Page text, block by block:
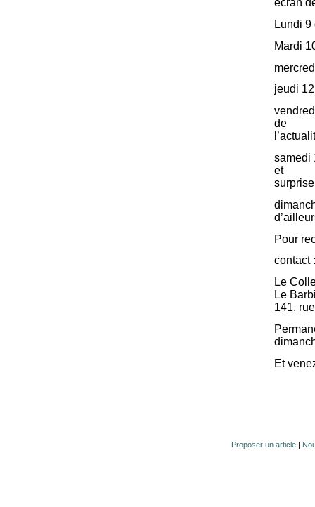
écran
Lundi
Mardi
jeudi
de
samedi
et
surprise
Pour
contact
Le
Le
141,
Et
Proposer un article |